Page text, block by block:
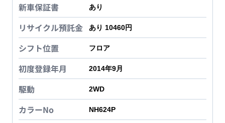
新車保証書 あり
リサイクル預託金 あり 10460円
シフト位置 フロア
初度登録年月 2014年9月
駆動 2WD
カラーNo NH624P